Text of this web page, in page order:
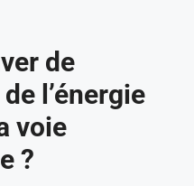
de
l’énergie
voie
?